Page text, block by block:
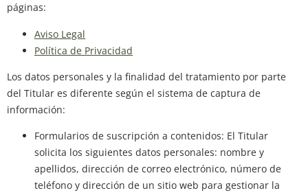
páginas:
Aviso Legal
Política de Privacidad
Los datos personales y la finalidad del tratamiento por parte
del Titular es diferente según el sistema de captura de
información:
Formularios de suscripción a contenidos: El Titular
solicita los siguientes datos personales: nombre y
apellidos, dirección de correo electrónico, número de
teléfono y dirección de un sitio web para gestionar la